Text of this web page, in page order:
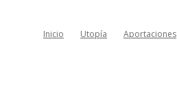
Inicio Utopía Aportaciones